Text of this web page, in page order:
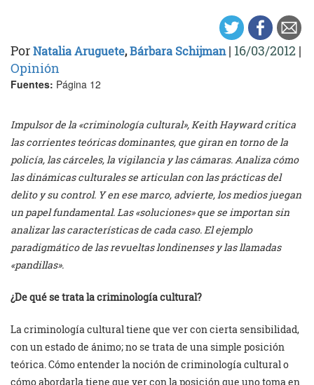
PorNatalia Aruguete,Bárbara Schijman| 16/03/2012 |
Opinión
Fuentes: Página 12
Impulsor de la «criminología cultural», Keith Hayward critica
las corrientes teóricas dominantes, que giran en torno de la
policía, las cárceles, la vigilancia y las cámaras. Analiza cómo
las dinámicas culturales se articulan con las prácticas del
delito y su control. Y en ese marco, advierte, los medios juegan
un papel fundamental. Las «soluciones» que se importan sin
analizar las características de cada caso. El ejemplo
paradigmático de las revueltas londinenses y las llamadas
«pandillas».
¿De qué se trata la criminología cultural?
La criminología cultural tiene que ver con cierta sensibilidad,
con un estado de ánimo; no se trata de una simple posición
teórica. Cómo entender la noción de criminología cultural o
cómo abordarla tiene que ver con la posición que uno toma en